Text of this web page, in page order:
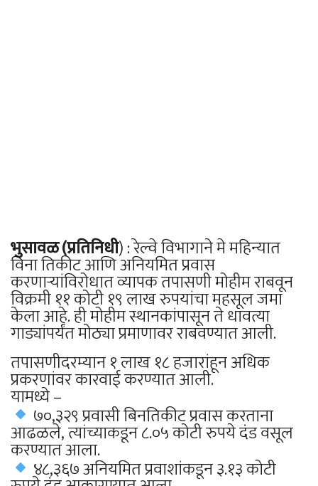
भुसावळ (प्रतिनिधी) : रेल्वे विभागाने मे महिन्यात
विना तिकीट आणि अनियमित प्रवास
करणाऱ्यांविरोधात व्यापक तपासणी मोहीम राबवून
विक्रमी ११ कोटी १९ लाख रुपयांचा महसूल जमा
केला आहे. ही मोहीम स्थानकांपासून ते धावत्या
गाड्यांपर्यंत मोठ्या प्रमाणावर राबवण्यात आली.
तपासणीदरम्यान १ लाख १८ हजारांहून अधिक
प्रकरणांवर कारवाई करण्यात आली.
यामध्ये –
७०,३२९ प्रवासी बिनतिकीट प्रवास करताना
आढळले, त्यांच्याकडून ८.०५ कोटी रुपये दंड वसूल
करण्यात आला.
४८,३६७ अनियमित प्रवाशांकडून ३.१३ कोटी